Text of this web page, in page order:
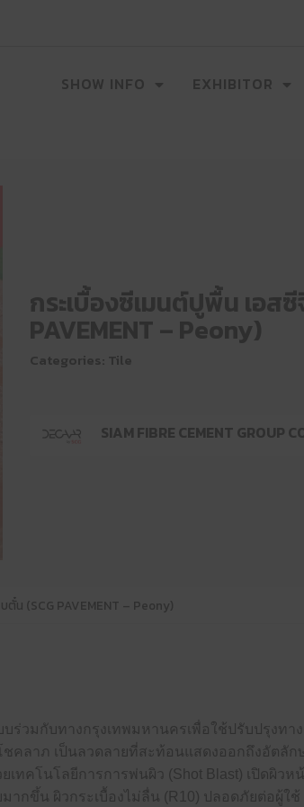
SHOW INFO EXHIBITOR
กระเบื้องซีเมนต์ปูพื้น เอส
PAVEMENT – Peony)
Categories: Tile
SIAM FIBRE CEMENT GROUP
น (SCG PAVEMENT – Peony)
ร่วมกับทางกรุงเทพมหานครเพื่อใช้ปรับปรุงท
คลาภ เป็นลวดลายที่สะท้อนแสดงออกถึงอัตลั
เทคโนโลยีการการพ่นผิว (Shot Blast) เปิดผิ
ากขึ้น ผิวกระเบื้องไม่ลื่น (R10) ปลอดภัยต่อผู้ใ